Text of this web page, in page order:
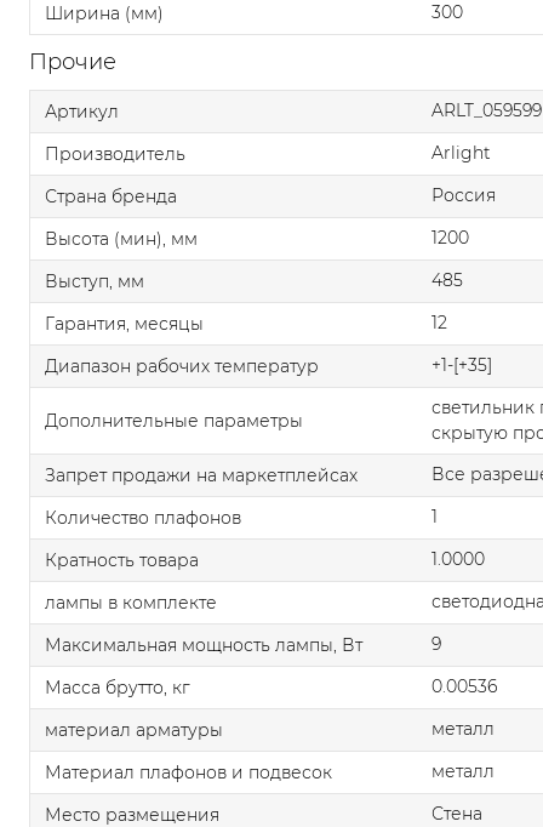
Ширина (мм)
300
Прочие
Артикул
ARLT_059599
Производитель
Arlight
Страна бренда
Россия
Высота (мин), мм
1200
Выступ, мм
485
Гарантия, месяцы
12
Диапазон рабочих температур
+1-[+35]
Дополнительные параметры
светильник
скрытую
Запрет продажи на маркетплейсах
Все
Количество плафонов
1
Кратность товара
1.0000
лампы в комплекте
Максимальная мощность лампы, Вт
9
Масса брутто, кг
0.00536
материал арматуры
металл
Материал плафонов и подвесок
металл
Место размещения
Стена